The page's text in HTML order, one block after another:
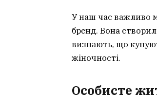
У наш час важливо
бренд. Вона
визнають, що
жіночності.
Особисте